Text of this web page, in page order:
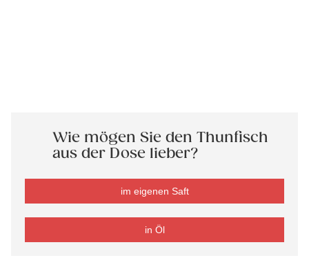
Wie mögen Sie den Thunfisch
aus der Dose lieber?
im eigenen Saft
in Öl